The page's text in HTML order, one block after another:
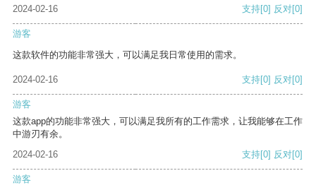
2024-02-16
支持[0] 反对[0]
游客
这款软件的功能非常强大，可以满足我日常使用的需求。
2024-02-16 支持[0] 反对[0]
游客
这款app的功能非常强大，可以满足我所有的工作需求，让我能够在工作
中游刃有余。
2024-02-16
支持[0] 反对[0]
游客